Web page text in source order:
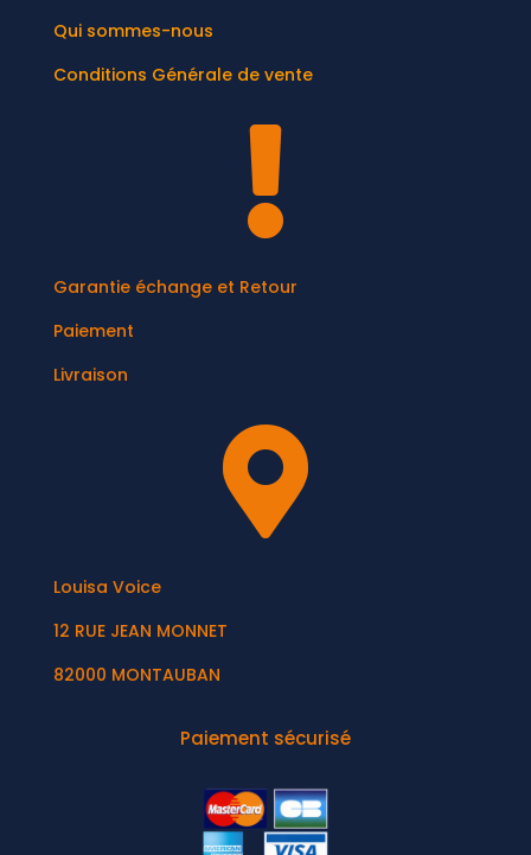
Qui sommes-nous
Conditions Générale de vente

Garantie échange et Retour
Paiement
Livraison

Louisa Voice
12 RUE JEAN MONNET
82000 MONTAUBAN
Paiement sécurisé